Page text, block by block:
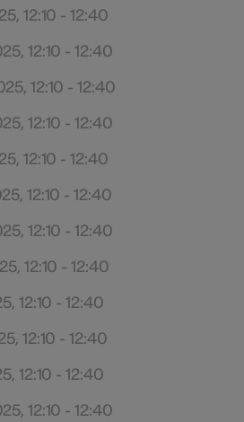
12:10 - 12:40
12:10 - 12:40
12:10 - 12:40
12:10 - 12:40
12:10 - 12:40
12:10 - 12:40
12:10 - 12:40
12:10 - 12:40
12:10 - 12:40
12:10 - 12:40
12:10 - 12:40
12:10 - 12:40